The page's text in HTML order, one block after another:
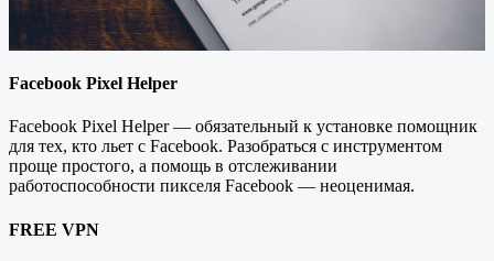
Facebook Pixel Helper
Facebook Pixel Helper — обязательный к установке помощник
для тех, кто льет с Facebook. Разобраться с инструментом
проще простого, а помощь в отслеживании
работоспособности пикселя Facebook — неоценимая.
FREE VPN